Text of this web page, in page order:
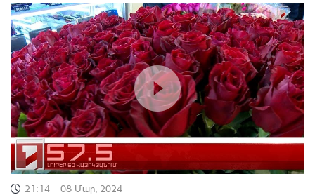
21:14 08 Մար, 2024